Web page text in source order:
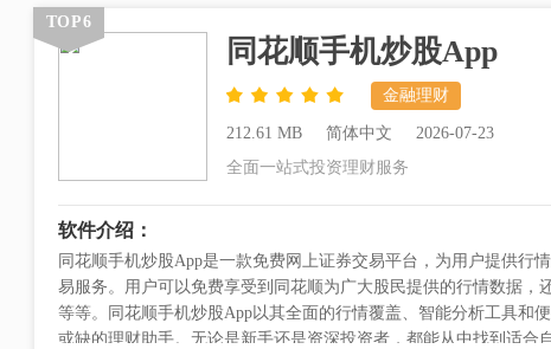
TOP6
同花顺手机炒股App
金融理财
212.61 MB 简体中文
2026-07-23
全面一站式投资理财服务
软件介绍：
同花顺手机炒股App是一款免费网上证券交易平台，为用户提供行
易服务。用户可以免费享受到同花顺为广大股民提供的行情数据，
等等。同花顺手机炒股App以其全面的行情覆盖、智能分析工具和
或缺的理财助手。无论是新手还是资深投资者，都能从中找到适合